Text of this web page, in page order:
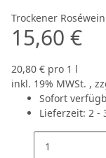
Trockener
15,60 €
20,80 € pro 1 l
inkl. 19% MWSt. ,
Sofort
Lieferzeit: 2 -